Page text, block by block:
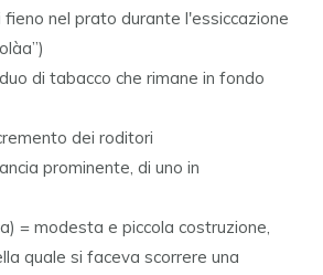
fieno nel prato durante l'essiccazione
di tabacco che rimane in fondo
dei roditori
prominente, di uno in
= modesta e piccola costruzione,
quale si faceva scorrere una